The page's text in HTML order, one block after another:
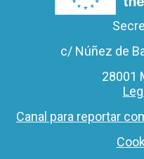
c/ Núñez de
28001
Canal para reportar